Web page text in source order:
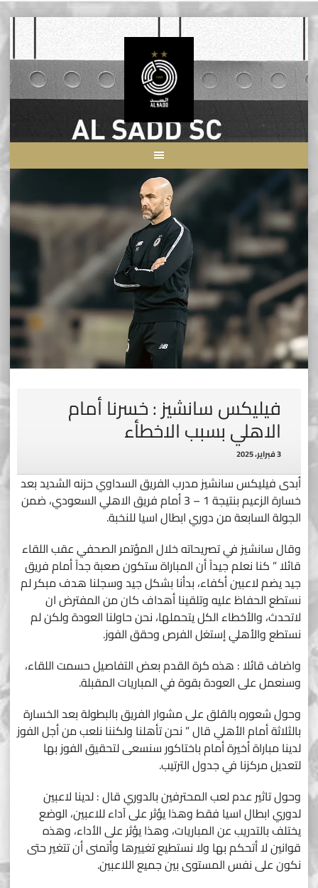
content
فيليكس سانشيز : خسرنا أمام
الاهلي بسبب الاخطأء
3 فبراير، 2025
أبدى فيليكس سانشيز مدرب الفريق السداوي حزنه الشديد بعد
خسارة الزعيم بنتيجة 1 – 3 أمام فريق الاهلي السعودي، ضمن
الجولة السابعة من دوري ابطال اسيا للنخبة.
وقال سانشيز في تصريحاته خلال المؤتمر الصحفي عقب اللقاء
قائلا ” كنا نعلم جيداً أن المباراة ستكون صعبة جداً أمام فريق
جيد يضم لاعبين أكفاء، بدأنا بشكل جيد وسجلنا هدف مبكر لم
نستطع الحفاظ عليه وتلقينا أهداف كان من المفترض ان
لاتحدث، والأخطاء الكل يتحملها، نحن حاولنا العودة ولكن لم
نستطع والأهلي إستغل الفرص وحقق الفوز.
واضاف قائلا : هذه كرة القدم بعض التفاصيل حسمت اللقاء،
وسنعمل على العودة بقوة في المباريات المقبلة.
وحول شعوره بالقلق على مشوار الفريق بالبطولة بعد الخسارة
بالثلاثة أمام الأهلي قال ” نحن تأهلنا ولكننا نلعب من أجل الفوز
لدينا مباراة أخيرة أمام باختاكور سنسعى لتحقيق الفوز بها
لتعديل مركزنا في جدول الترتيب.
وحول تاثير عدم لعب المحترفين بالدوري قال : لدينا لاعبين
لدوري ابطال اسيا فقط وهذا يؤثر على آداء للاعبين، الوضع
يختلف بالتدريب عن المباريات، وهذا يؤثر على الأداء، وهذه
قوانين لا أتحكم بها ولا نستطيع تغييرها وأتمنى أن تتغير حتى
نكون على نفس المستوى بين جميع اللاعبين.